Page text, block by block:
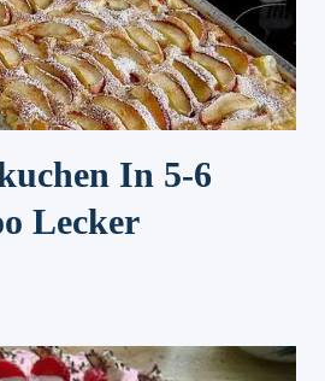
In 5-6
Lecker